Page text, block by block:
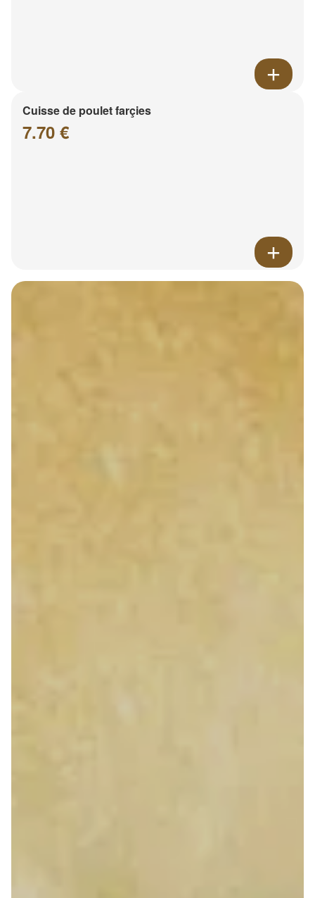
Cuisse de poulet farçies
7.70 €